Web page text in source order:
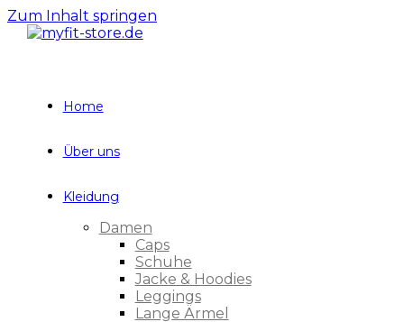
Zum Inhalt springen
Home
Über uns
Kleidung
Damen
Caps
Schuhe
Jacke & Hoodies
Leggings
Lange Ärmel